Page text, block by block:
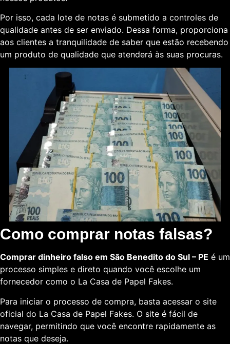
Por isso, cada lote de notas é submetido a controles de
qualidade antes de ser enviado. Dessa forma, proporciona
aos clientes a tranquilidade de saber que estão recebendo
um produto de qualidade que atenderá às suas procuras.
Como comprar notas falsas?
Comprar dinheiro falso em São Benedito do Sul – PE é um
processo simples e direto quando você escolhe um
fornecedor como o La Casa de Papel Fakes.
Para iniciar o processo de compra, basta acessar o site
oficial do La Casa de Papel Fakes. O site é fácil de
navegar, permitindo que você encontre rapidamente as
notas que deseja.